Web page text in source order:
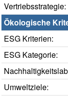
Vertriebsstrategie:
Ökologische
ESG Kriterien:
ESG Kategorie:
Umweltziele: